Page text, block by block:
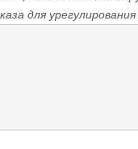
для